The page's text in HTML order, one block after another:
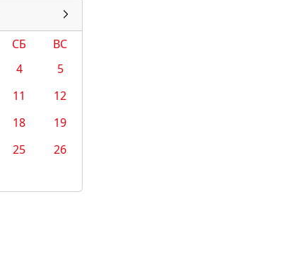
СБ
ВС
4
5
11
12
18
19
25
26